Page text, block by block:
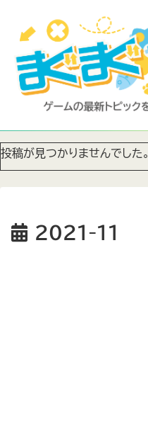
投稿が見つかりませんでした。
2021-11